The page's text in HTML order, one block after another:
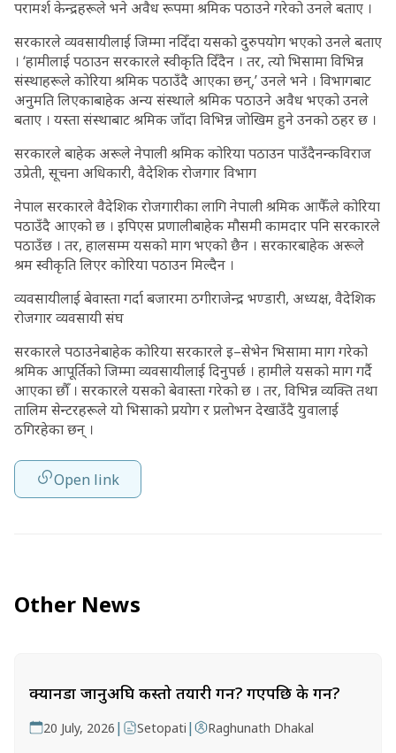
परामर्श केन्द्रहरूले भने अवैध रूपमा श्रमिक पठाउने गरेको उनले बताए ।
सरकारले व्यवसायीलाई जिम्मा नदिँदा यसको दुरुपयोग भएको उनले बताए
। ‘हामीलाई पठाउन सरकारले स्वीकृति दिँदैन । तर, त्यो भिसामा विभिन्न
संस्थाहरूले कोरिया श्रमिक पठाउँदै आएका छन्,’ उनले भने । विभागबाट
अनुमति लिएकाबाहेक अन्य संस्थाले श्रमिक पठाउने अवैध भएको उनले
बताए । यस्ता संस्थाबाट श्रमिक जाँदा विभिन्न जोखिम हुने उनको ठहर छ ।
सरकारले बाहेक अरूले नेपाली श्रमिक कोरिया पठाउन पाउँदैनन्कविराज
उप्रेती, सूचना अधिकारी, वैदेशिक रोजगार विभाग
नेपाल सरकारले वैदेशिक रोजगारीका लागि नेपाली श्रमिक आफैँले कोरिया
पठाउँदै आएको छ । इपिएस प्रणालीबाहेक मौसमी कामदार पनि सरकारले
पठाउँछ । तर, हालसम्म यसको माग भएको छैन । सरकारबाहेक अरूले
श्रम स्वीकृति लिएर कोरिया पठाउन मिल्दैन ।
व्यवसायीलाई बेवास्ता गर्दा बजारमा ठगीराजेन्द्र भण्डारी, अध्यक्ष, वैदेशिक
रोजगार व्यवसायी संघ
सरकारले पठाउनेबाहेक कोरिया सरकारले इ–सेभेन भिसामा माग गरेको
श्रमिक आपूर्तिको जिम्मा व्यवसायीलाई दिनुपर्छ । हामीले यसको माग गर्दै
आएका छौँ । सरकारले यसको बेवास्ता गरेको छ । तर, विभिन्न व्यक्ति तथा
तालिम सेन्टरहरूले यो भिसाको प्रयोग र प्रलोभन देखाउँदै युवालाई
ठगिरहेका छन् ।
Open link
Other News
क्यानडा जानुअघि कस्तो तयारी गर्ने? गएपछि के गर्ने?
20 July, 2026 | Setopati | Raghunath Dhakal